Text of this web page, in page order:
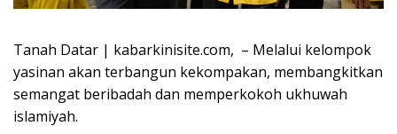
Tanah Datar | kabarkinisite.com, – Melalui kelompok
yasinan akan terbangun kekompakan, membangkitkan
semangat beribadah dan memperkokoh ukhuwah
islamiyah.